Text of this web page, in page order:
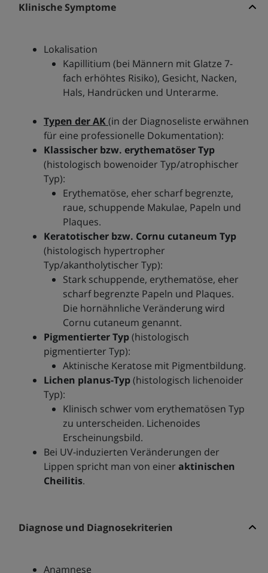
Klinische Symptome
Lokalisation
Kapillitium (bei Männern mit Glatze 7-
fach erhöhtes Risiko), Gesicht, Nacken,
Hals, Handrücken und Unterarme.
Typen der AK(in der Diagnoseliste erwähnen
für eine professionelle Dokumentation):
Klassischer bzw. erythematöser Typ
(histologisch bowenoider Typ/atrophischer
Typ):
Erythematöse, eher scharf begrenzte,
raue, schuppende Makulae, Papeln und
Plaques.
Keratotischer bzw. Cornu cutaneum Typ
(histologisch hypertropher
Typ/akantholytischer Typ):
Stark schuppende, erythematöse, eher
scharf begrenzte Papeln und Plaques.
Die hornähnliche Veränderung wird
Cornu cutaneum genannt.
Pigmentierter Typ(histologisch
pigmentierter Typ):
Aktinische Keratose mit Pigmentbildung.
Lichen planus-Typ(histologisch lichenoider
Typ):
Klinisch schwer vom erythematösen Typ
zu unterscheiden. Lichenoides
Erscheinungsbild.
Bei UV-induzierten Veränderungen der
Lippen spricht man von einer aktinischen
Cheilitis.
Diagnose und Diagnosekriterien
Anamnese